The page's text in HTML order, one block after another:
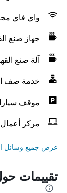
واي فاي
جهاز صنع
آلة صنع
خدمة صف
موقف
مركز أعمال
عرض جميع وسائل
تقييمات